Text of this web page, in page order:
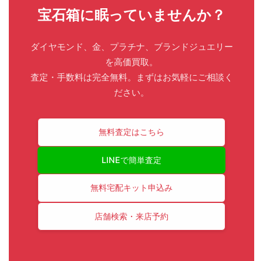
宝石箱に眠っていませんか？
ダイヤモンド、金、プラチナ、ブランドジュエリー
を高価買取。
査定・手数料は完全無料。まずはお気軽にご相談く
ださい。
無料査定はこちら
LINEで簡単査定
無料宅配キット申込み
店舗検索・来店予約